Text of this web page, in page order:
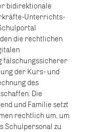
bidirektionale
Unterrichts-
die rechtlichen
fälschungssicherer
der Kurs- und
des
Die
und Familie setzt
rechtlich um, um
Schulpersonal zu